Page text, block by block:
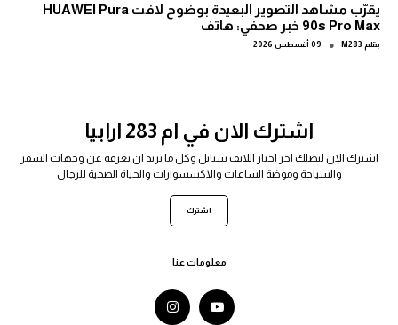
يقرّب مشاهد التصوير البعيدة بوضوح لافت HUAWEI Pura
90s Pro Max خبر صحفي: هاتف
بقلم M283
● 09 أغسطس 2026
اشترك الان في ام 283 ارابيا
اشترك الان ليصلك اخر اخبار اللايف ستايل وكل ما تريد ان تعرفه عن وجهات السفر
والسياحة وموضة الساعات والاكسسوارات والحياة الصحية للرجال
اشترك
معلومات عنا